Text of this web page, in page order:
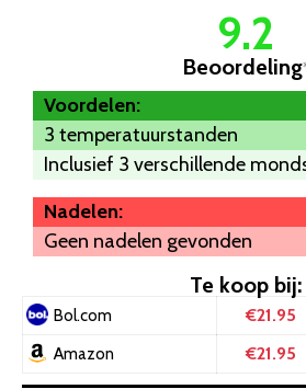
9.2
Beoordeling
Voordelen:
3 temperatuurstanden
Inclusief 3 verschillende
Nadelen:
Geen nadelen gevonden
Te koop bij:
Bol.com €21.95
Amazon €21.95